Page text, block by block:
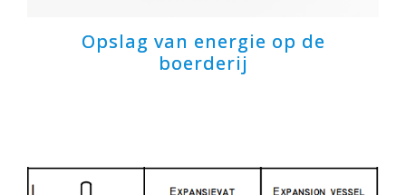
Opslag van energie op de
boerderij